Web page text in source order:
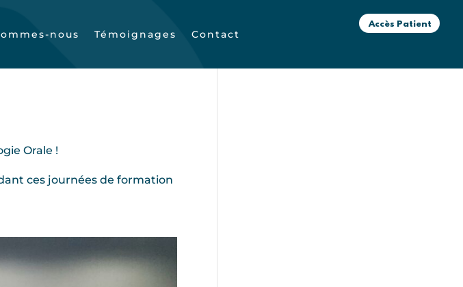
nous Témoignages Contact
Accès Patient
Orale !
ces journées de formation